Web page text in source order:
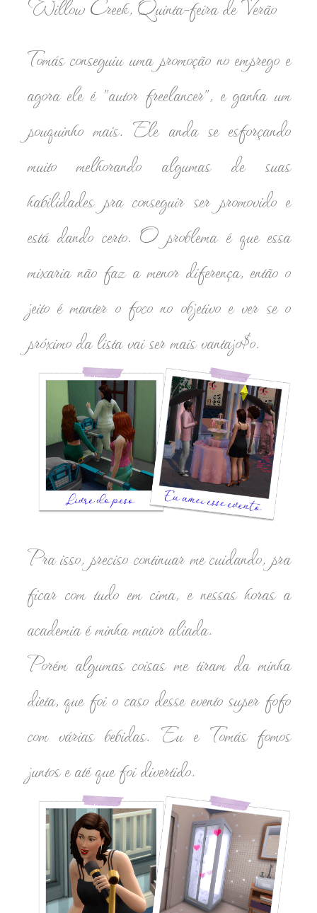
Willow Creek, Quinta-feira de Verão
Tomás conseguiu uma promoção no emprego e
agora ele é "autor freelancer", e ganha um
pouquinho mais. Ele anda se esforçando
muito melhorando algumas de suas
habilidades pra conseguir ser promovido e
está dando certo. O problema é que essa
mixaria não faz a menor diferença, então o
jeito é manter o foco no objetivo e ver se o
próximo da lista vai ser mais vantajo$o.
Pra isso, preciso continuar me cuidando, pra
ficar com tudo em cima, e nessas horas a
academia é minha maior aliada.
Porém algumas coisas me tiram da minha
dieta, que foi o caso desse evento super fofo
com várias bebidas. Eu e Tomás fomos
juntos e até que foi divertido.